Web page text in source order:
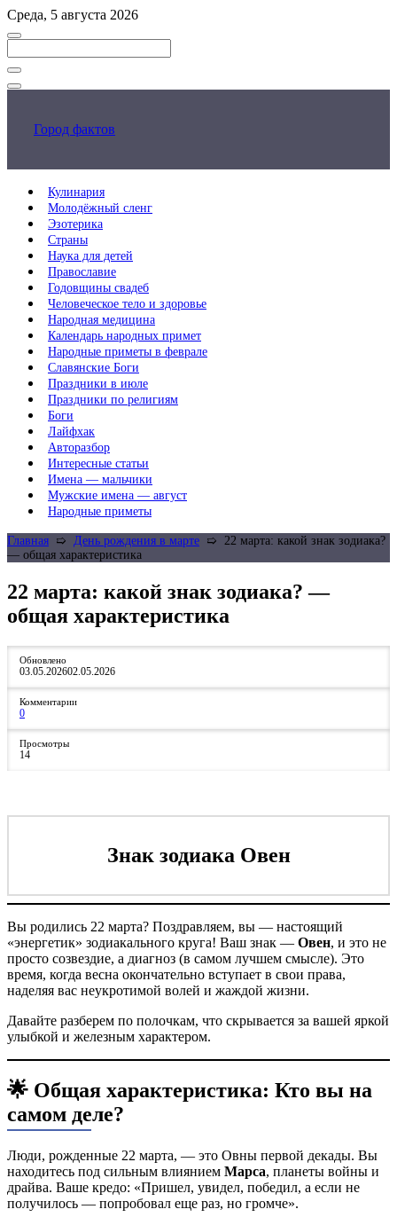
Перейти
к
контенту
Среда, 5 августа 2026
Закрыть
Город фактов
Кулинария
Молодёжный сленг
Эзотерика
Страны
Наука для детей
Православие
Годовщины свадеб
Человеческое тело и здоровье
Народная медицина
Календарь народных примет
Народные приметы в феврале
Славянские Боги
Праздники в июле
Праздники по религиям
Боги
Лайфхак
Авторазбор
Интересные статьи
Имена — мальчики
Мужские имена — август
Народные приметы
Главная ➯ День рождения в марте ➯ 22 марта: какой знак зодиака?
— общая характеристика
22 марта: какой знак зодиака? —
общая характеристика
Обновлено
03.05.202602.05.2026
Комментарии
0
Просмотры
14
Знак зодиака Овен
Вы родились 22 марта? Поздравляем, вы — настоящий
«энергетик» зодиакального круга! Ваш знак — Овен, и это не
просто созвездие, а диагноз (в самом лучшем смысле). Это
время, когда весна окончательно вступает в свои права,
наделяя вас неукротимой волей и жаждой жизни.
Давайте разберем по полочкам, что скрывается за вашей яркой
улыбкой и железным характером.
🌟 Общая характеристика: Кто вы на
самом деле?
Люди, рожденные 22 марта, — это Овны первой декады. Вы
находитесь под сильным влиянием Марса, планеты войны и
драйва. Ваше кредо: «Пришел, увидел, победил, а если не
получилось — попробовал еще раз, но громче».